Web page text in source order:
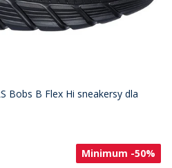
Bobs B Flex Hi sneakersy dla
Minimum -50%